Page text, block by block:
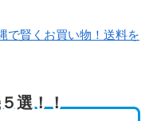
で賢くお買い物！送料を
選！！